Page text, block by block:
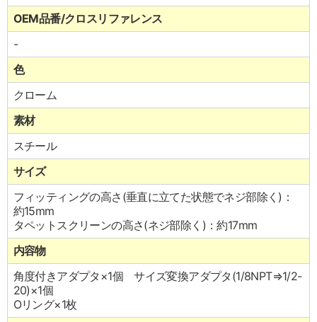
OEM品番/クロスリファレンス
-
色
クローム
素材
スチール
サイズ
フィッティングの高さ(垂直に立てた状態でネジ部除く)：
約15mm
タペットスクリーンの高さ(ネジ部除く)：約17mm
内容物
角度付きアダプタ×1個 サイズ変換アダプタ(1/8NPT⇒1/2-
20)×1個
Oリング×1枚